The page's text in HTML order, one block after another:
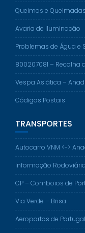
Queimas e Queimadas
Avaria de Iluminação
Problemas de Água e
800207081 – Recolha
Vespa Asiática –
Códigos Postais
TRANSPORTES
Autocarro VNM <->
Informação Rodoviária
CP – Comboios de
Via Verde – Brisa
Aeroportos de Portugal